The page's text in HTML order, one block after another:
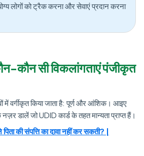
लोगों को ट्रैक करना और सेवाएं प्रदान करना
कौन सी विकलांगताएं पंजीकृत
में वर्गीकृत किया जाता है: पूर्ण और आंशिक। आइए
डालें जो UDID कार्ड के तहत मान्यता प्राप्त हैं।
की संपत्ति का दावा नहीं कर सकती? |